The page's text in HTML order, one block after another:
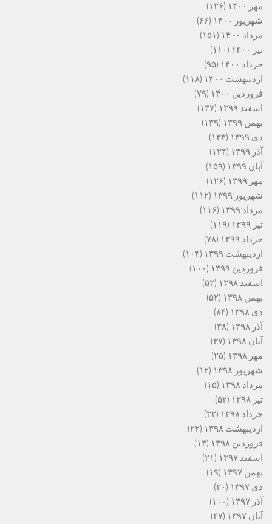
مهر ۱۴۰۰
(۱۲۶)
شهریور ۱۴۰۰
(۶۶)
مرداد ۱۴۰۰
(۱۵۱)
تیر ۱۴۰۰
(۱۱۰)
خرداد ۱۴۰۰
(۹۵)
اردیبهشت ۱۴۰۰
(۱۱۸)
فروردین ۱۴۰۰
(۷۹)
اسفند ۱۳۹۹
(۱۳۷)
بهمن ۱۳۹۹
(۱۳۹)
دی ۱۳۹۹
(۱۳۳)
آذر ۱۳۹۹
(۱۲۴)
آبان ۱۳۹۹
(۱۵۹)
مهر ۱۳۹۹
(۱۲۶)
شهریور ۱۳۹۹
(۱۱۲)
مرداد ۱۳۹۹
(۱۱۶)
تیر ۱۳۹۹
(۱۱۹)
خرداد ۱۳۹۹
(۷۸)
اردیبهشت ۱۳۹۹
(۱۰۴)
فروردین ۱۳۹۹
(۱۰۰)
اسفند ۱۳۹۸
(۵۲)
بهمن ۱۳۹۸
(۵۲)
دی ۱۳۹۸
(۸۴)
آذر ۱۳۹۸
(۳۸)
آبان ۱۳۹۸
(۳۷)
مهر ۱۳۹۸
(۲۵)
شهریور ۱۳۹۸
(۱۲)
مرداد ۱۳۹۸
(۱۵)
تیر ۱۳۹۸
(۵۲)
خرداد ۱۳۹۸
(۳۳)
اردیبهشت ۱۳۹۸
(۲۲)
فروردین ۱۳۹۸
(۱۳)
اسفند ۱۳۹۷
(۲۱)
بهمن ۱۳۹۷
(۱۹)
دی ۱۳۹۷
(۲۰)
آذر ۱۳۹۷
(۱۰۰)
آبان ۱۳۹۷
(۴۷)